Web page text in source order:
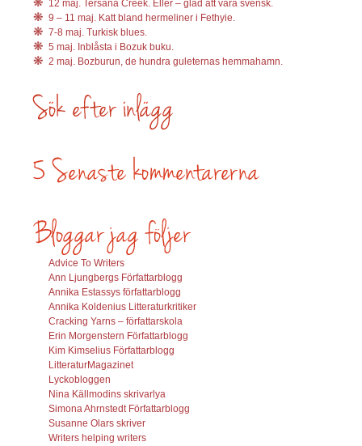
12 maj. Tersana Creek. Eller – glad att vara svensk.
9 – 11 maj. Katt bland hermeliner i Fethyie.
7-8 maj. Turkisk blues.
5 maj. Inblåsta i Bozuk buku.
2 maj. Bozburun, de hundra guleternas hemmahamn.
Advice To Writers
Ann Ljungbergs Författarblogg
Annika Estassys författarblogg
Annika Koldenius Litteraturkritiker
Cracking Yarns – författarskola
Erin Morgenstern Författarblogg
Kim Kimselius Författarblogg
LitteraturMagazinet
Lyckobloggen
Nina Källmodins skrivarlya
Simona Ahrnstedt Författarblogg
Susanne Olars skriver
Writers helping writers